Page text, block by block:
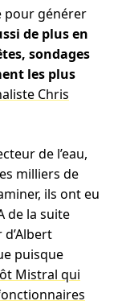
pour générer
de plus en
sondages
les plus
Chris
de l’eau,
milliers de
ils ont eu
de la suite
puisque
Mistral qui